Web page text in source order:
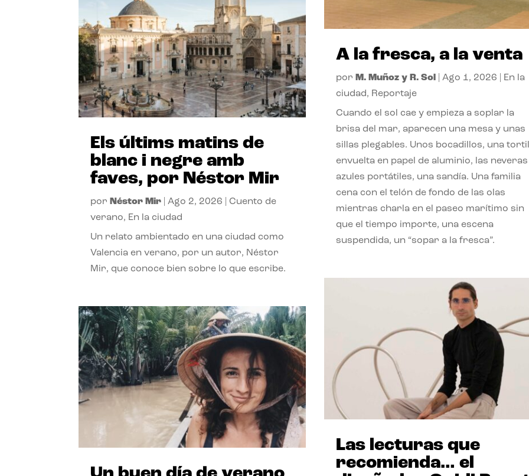
Els últims matins de
blanc i negre amb
faves, por Néstor Mir
por Néstor Mir |Ago 2, 2026 |Cuento de
verano, En la ciudad
Un relato ambientado en una ciudad como
Valencia en verano, por un autor, Néstor
Mir, que conoce bien sobre lo que escribe.
A la fresca, a la venta
por M. Muñoz y R. Sol Ago 1, 2026
En la
ciudad, Reportaje
Cuando el sol cae y empieza a soplar la
brisa del mar, aparecen una mesa y unas
sillas plegables. Unos bocadillos, una
envuelta en papel de aluminio, las neveras
azules portátiles, una sandía. Una familia
cena con el telón de fondo de las olas
mientras charla en el paseo marítimo sin
que el tiempo importe, una escena
suspendida, un “sopar a la fresca”.
Las lecturas que
recomienda… el